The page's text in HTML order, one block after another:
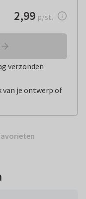
€ 2,99per stuk
2,99 p/st.
verzonden
van je ontwerp of